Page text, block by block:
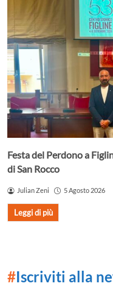
Festa del Perdono a
di San Rocco
Julian Zeni 5 Agosto 2026
Leggi di più
#Iscriviti alla